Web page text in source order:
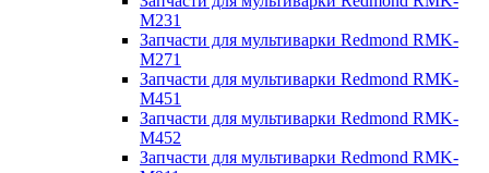
M231
Запчасти для мультиварки Redmond RMK-
M271
Запчасти для мультиварки Redmond RMK-
M451
Запчасти для мультиварки Redmond RMK-
M452
Запчасти для мультиварки Redmond RMK-